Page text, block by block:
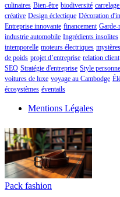
culinaires Bien-être biodiversité
créative Design éclectique Décoration
Entreprise innovante financement Garde-
industrie automobile Ingrédients insolites
intemporelle moteurs électriques
de poids projet d’entreprise relation client
SEO Stratégie d'entreprise Style
voitures de luxe voyage au Cambodge
écosystèmes éventails
Mentions Légales
Pack fashion